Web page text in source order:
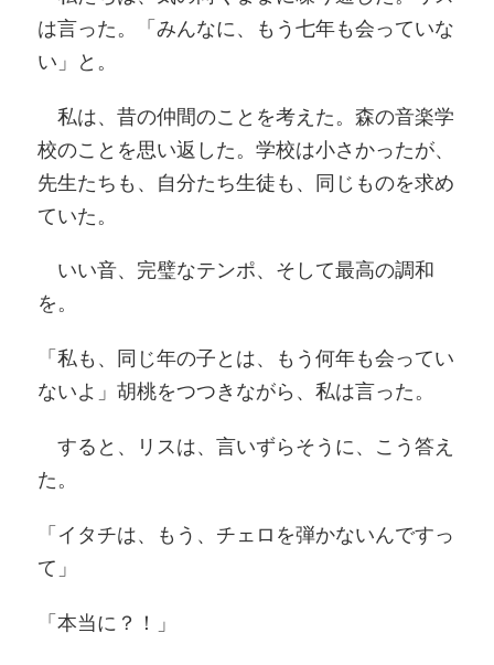
は言った。「みんなに、もう七年も会っていな
い」と。
私は、昔の仲間のことを考えた。森の音楽学
校のことを思い返した。学校は小さかったが、
先生たちも、自分たち生徒も、同じものを求め
ていた。
いい音、完璧なテンポ、そして最高の調和
を。
「私も、同じ年の子とは、もう何年も会ってい
ないよ」胡桃をつつきながら、私は言った。
すると、リスは、言いずらそうに、こう答え
た。
「イタチは、もう、チェロを弾かないんですっ
て」
「本当に？！」